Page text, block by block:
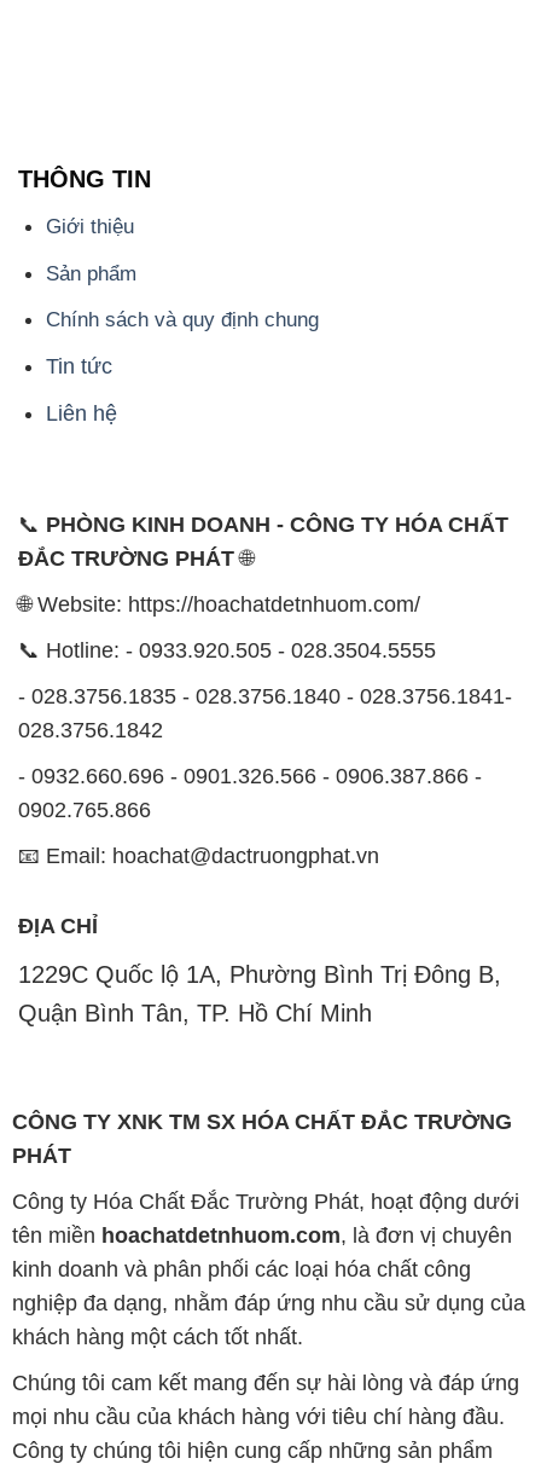
THÔNG TIN
Giới thiệu
Sản phẩm
Chính sách và quy định chung
Tin tức
Liên hệ
📞 PHÒNG KINH DOANH - CÔNG TY HÓA CHẤT
ĐẮC TRƯỜNG PHÁT🌐
🌐 Website: https://hoachatdetnhuom.com/
📞 Hotline: - 0933.920.505 - 028.3504.5555
- 028.3756.1835 - 028.3756.1840 - 028.3756.1841-
028.3756.1842
- 0932.660.696 - 0901.326.566 - 0906.387.866 -
0902.765.866
📧 Email: hoachat@dactruongphat.vn
ĐỊA CHỈ
1229C Quốc lộ 1A, Phường Bình Trị Đông B,
Quận Bình Tân, TP. Hồ Chí Minh
CÔNG TY XNK TM SX HÓA CHẤT ĐẮC TRƯỜNG
PHÁT
Công ty Hóa Chất Đắc Trường Phát, hoạt động dưới
tên miền hoachatdetnhuom.com, là đơn vị chuyên
kinh doanh và phân phối các loại hóa chất công
nghiệp đa dạng, nhằm đáp ứng nhu cầu sử dụng của
khách hàng một cách tốt nhất.
Chúng tôi cam kết mang đến sự hài lòng và đáp ứng
mọi nhu cầu của khách hàng với tiêu chí hàng đầu.
Công ty chúng tôi hiện cung cấp những sản phẩm